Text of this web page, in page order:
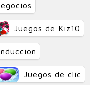
Juegos de Kiz10
Juegos de clic